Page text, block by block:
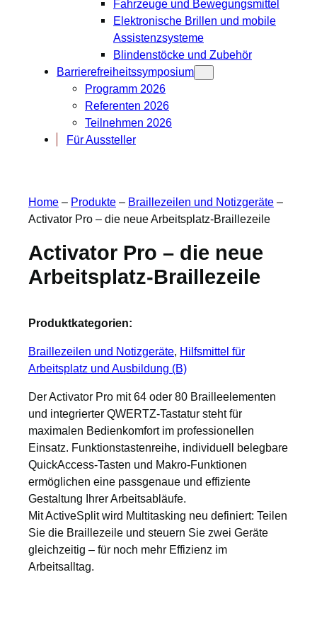
Fahrzeuge und Bewegungsmittel
Elektronische Brillen und mobile
Assistenzsysteme
Blindenstöcke und Zubehör
Barrierefreiheitssymposium
Programm 2026
Referenten 2026
Teilnehmen 2026
Für Aussteller
Home – Produkte – Braillezeilen und Notizgeräte –
Activator Pro – die neue Arbeitsplatz-Braillezeile
Activator Pro – die neue
Arbeitsplatz-Braillezeile
Produktkategorien:
Braillezeilen und Notizgeräte, Hilfsmittel für
Arbeitsplatz und Ausbildung (B)
Der Activator Pro mit 64 oder 80 Brailleelementen
und integrierter QWERTZ-Tastatur steht für
maximalen Bedienkomfort im professionellen
Einsatz. Funktionstastenreihe, individuell belegbare
QuickAccess-Tasten und Makro-Funktionen
ermöglichen eine passgenaue und effiziente
Gestaltung Ihrer Arbeitsabläufe.
Mit ActiveSplit wird Multitasking neu definiert: Teilen
Sie die Braillezeile und steuern Sie zwei Geräte
gleichzeitig – für noch mehr Effizienz im
Arbeitsalltag.